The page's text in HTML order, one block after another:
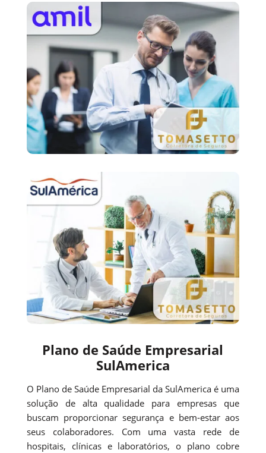
Plano de Saúde Empresarial
SulAmerica
O Plano de Saúde Empresarial da SulAmerica é uma
solução de alta qualidade para empresas que
buscam proporcionar segurança e bem-estar aos
seus colaboradores. Com uma vasta rede de
hospitais, clínicas e laboratórios, o plano cobre